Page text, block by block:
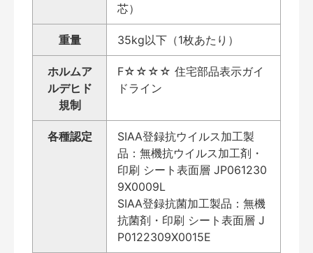
芯）
重量 35kg以下（1枚あたり）
ホルムア
ルデヒド
規制
F☆☆☆☆ 住宅部品表示ガイ
ドライン
各種認定
SIAA登録抗ウイルス加工製
品：無機抗ウイルス加工剤・
印刷 シート表面層 JP061230
9X0009L
SIAA登録抗菌加工製品：無機
抗菌剤・印刷 シート表面層 J
P0122309X0015E